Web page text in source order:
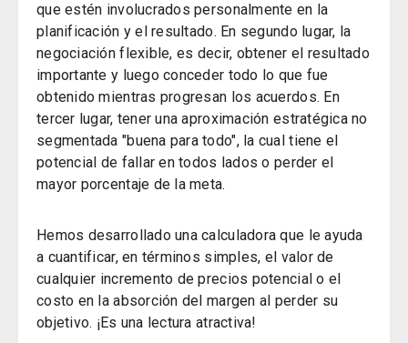
que estén involucrados personalmente en la
planificación y el resultado. En segundo lugar, la
negociación flexible, es decir, obtener el resultado
importante y luego conceder todo lo que fue
obtenido mientras progresan los acuerdos. En
tercer lugar, tener una aproximación estratégica no
segmentada "buena para todo", la cual tiene el
potencial de fallar en todos lados o perder el
mayor porcentaje de la meta.
Hemos desarrollado una calculadora que le ayuda
a cuantificar, en términos simples, el valor de
cualquier incremento de precios potencial o el
costo en la absorción del margen al perder su
objetivo. ¡Es una lectura atractiva!